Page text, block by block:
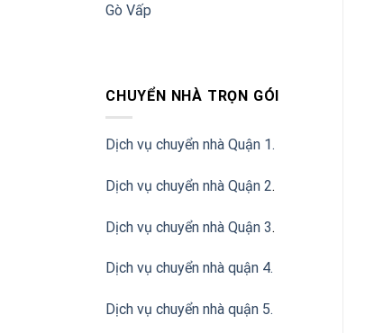
Gò Vấp
CHUYỂN NHÀ TRỌN GÓI
Dịch vụ chuyển nhà Quận 1.
Dịch vụ chuyển nhà Quận 2.
Dịch vụ chuyển nhà Quận 3.
Dịch vụ chuyển nhà quận 4.
Dịch vụ chuyển nhà quận 5.